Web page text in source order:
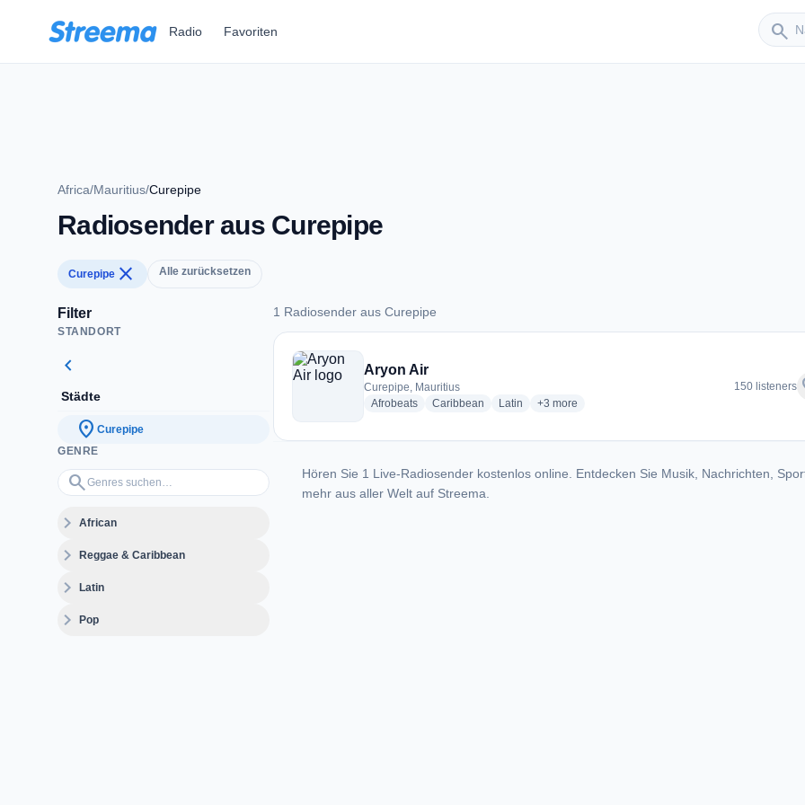
Radio Favoriten search
Sender
Africa/Mauritius/Curepipe
Radiosender aus Curepipe
Curepipe close Alle zurücksetzen
Filter
STANDORT
chevron_left
Städte
location_on Curepipe
GENRE
search
Genres suchen…
expand_moreAfrican
expand_moreReggae & Caribbean
expand_moreLatin
expand_morePop
1 Radiosender aus Curepipe
1 Radiosender aus Curepipe
Aryon Air
Curepipe, Mauritius
Afrobeatsradio stations
Caribbean radio stations
Latin radio stations
+3 more genres for Aryon Air
more
150 listeners
Hören Sie 1 Live-Radiosender kostenlos online. Entdecken Sie Musik, Nachrichten,
mehr aus aller Welt auf Streema.